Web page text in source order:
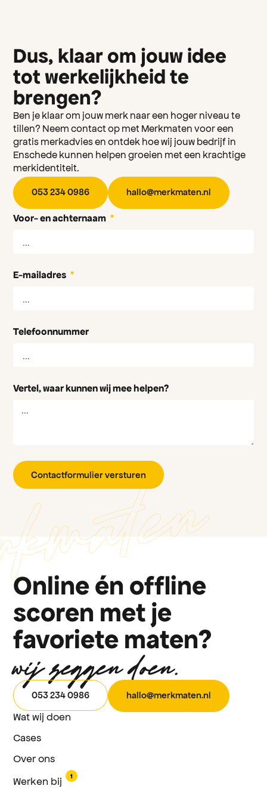
Dus, klaar om jouw idee
tot werkelijkheid te
brengen?
Ben je klaar om jouw merk naar een hoger niveau te
tillen? Neem contact op met Merkmaten voor een
gratis merkadviesen ontdek hoe wij jouw bedrijf in
Enschede kunnen helpen groeien met een krachtige
merkidentiteit.
053 2340986 hallo@merkmaten.nl
Voor- en achternaam
E-mailadres
Telefoonnummer
Vertel, waar kunnen wij mee helpen?
Contactformulier versturen
Online én offline
scoren met je
favoriete maten?
wij zeggen doen.
053 234 0986 hallo@merkmaten.nl
Wat wij doen
Cases
Over ons
Werken bij
1